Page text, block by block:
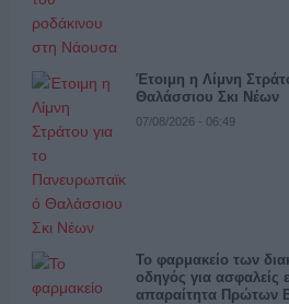
Έτοιμη η Λίμνη
Θαλάσσιου Σκι Νέων
07/08/2026 - 06:49
Το φαρμακείο των
οδηγός για ασφαλείς
απαραίτητα Πρώτων